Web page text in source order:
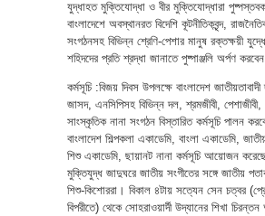
যুদ্ধাহত মুক্তিযোদ্ধা ও বীর মুক্তিযোদ্ধারা
বাংলাদেশে অবস্থানরত বিদেশি কূটনীতিকবৃন্দ,
সংগঠনসহ বিভিন্ন শ্রেণি-পেশার মানুষ রক্তক্ষয়ী
শহিদদের প্রতি শ্রদ্ধা জানাতে পুষ্পাঞ্জলি অর্পণ
কর্মসূচি :বিজয় দিবস উপলক্ষে বাংলাদেশ
জাসদ, এনসিপিসহ বিভিন্ন দল, শ্রমজীবী,
সাংস্কৃতিক নানা সংগঠন বিস্তারিত কর্মসূচি পালন
বাংলাদেশ শিল্পকলা একাডেমি, বাংলা একাডেমি,
শিশু একাডেমি, ছায়ানট নানা কর্মসূচি আয়োজন
মুক্তিযুদ্ধ জাদুঘরে জাতীয় সংগীতের সঙ্গে জাতীয়
শিশু-কিশোররা। বিকাল ৪টায় সত্যেন সেন চত্বর
বিপরীতে) থেকে সোহরাওয়ার্দী উদ্যানের শিখা